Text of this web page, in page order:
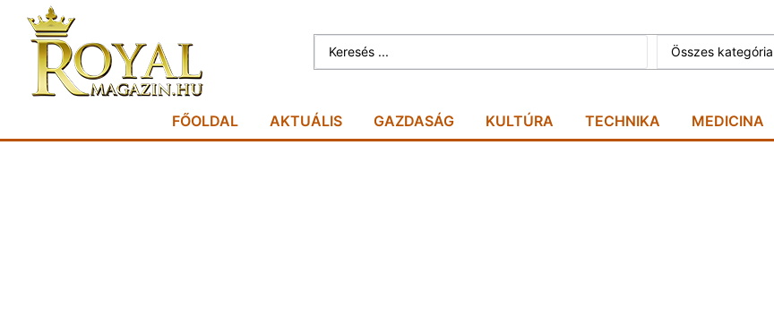
Összes kategória
FŐOLDAL AKTUÁLIS GAZDASÁG KULTÚRA TECHNIKA MEDICINA